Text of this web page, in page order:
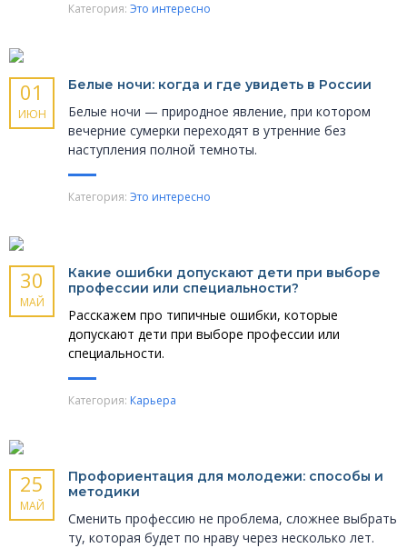
Категория: Это интересно
01
ИЮН
Белые ночи: когда и где увидеть в России
Белые ночи — природное явление, при котором
вечерние сумерки переходят в утренние без
наступления полной темноты.
Категория: Это интересно
30
МАЙ
Какие ошибки допускают дети при выборе
профессии или специальности?
Расскажем про типичные ошибки, которые
допускают дети при выборе профессии или
специальности.
Категория: Карьера
25
МАЙ
Профориентация для молодежи: способы и
методики
Сменить профессию не проблема, сложнее выбрать
ту, которая будет по нраву через несколько лет.